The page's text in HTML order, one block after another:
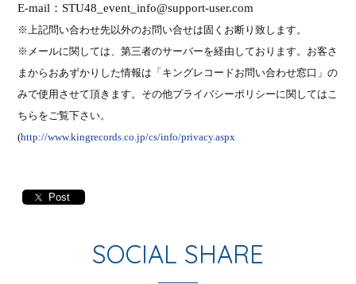
E-mail ： STU48_event_info@support-user.com
※ 上記問い合わせ先以外のお問い合せは固くお断り致します。
※メールに関しては、第三者のサーバーを経由しております。お客さ
まからおあずかりした情報は「キングレコードお問い合わせ窓口」の
みで使用させて頂きます。その他プライバシーポリシーに関してはこ
ちらをご覧下さい。
(http://www.kingrecords.co.jp/cs/info/privacy.aspx
Post
SOCIAL SHARE